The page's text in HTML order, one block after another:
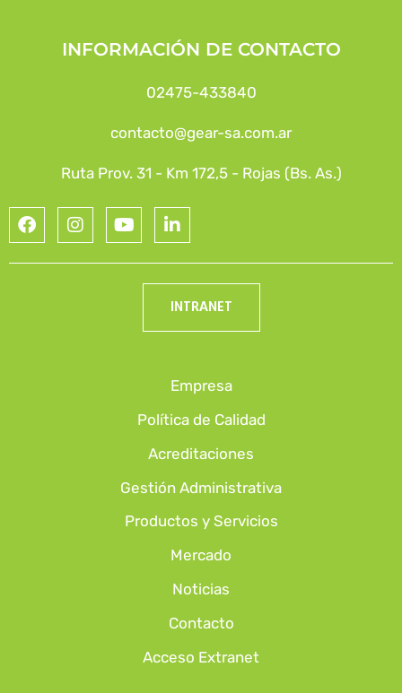
INFORMACIÓN DE CONTACTO
02475-433840
contacto@gear-sa.com.ar
Ruta Prov. 31 - Km 172,5 - Rojas (Bs. As.)
INTRANET
Empresa
Política de Calidad
Acreditaciones
Gestión Administrativa
Productos y Servicios
Mercado
Noticias
Contacto
Acceso Extranet